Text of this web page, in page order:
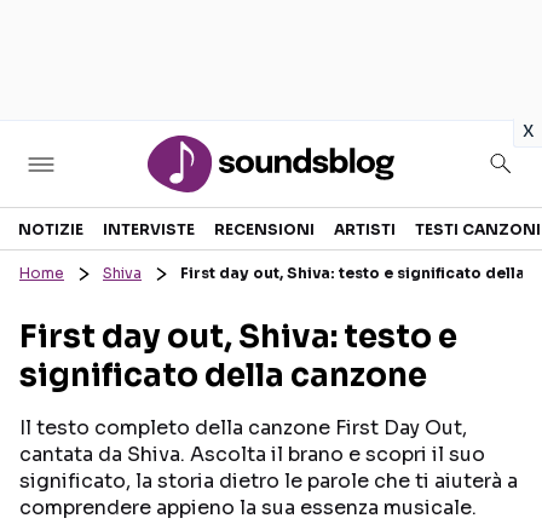
x
Sezioni
RECENSIONI MUSICALI
INTERVISTE
GOSSIP E CURIOSITÀ
TESTI CANZONI
TOUR ED EVENTI
TALENT SHOW
NOTIZIE INTERVISTE RECENSIONI ARTISTI TESTI CANZONI
Home Shiva First day out, Shiva: testo e significato della
First day out, Shiva: testo e
significato della canzone
Il testo completo della canzone First Day Out,
cantata da Shiva. Ascolta il brano e scopri il suo
significato, la storia dietro le parole che ti aiuterà a
comprendere appieno la sua essenza musicale.